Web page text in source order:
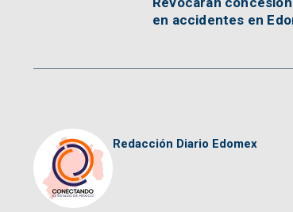
en accidentes en
Redacción Diario Edomex